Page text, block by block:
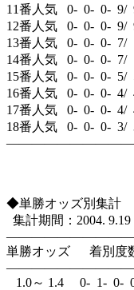
11番人気 0- 0- 0-
12番人気 0- 0- 0-
13番人気 0- 0- 0-
14番人気 0- 0- 0-
15番人気 0- 0- 0-
16番人気 0- 0- 0-
17番人気 0- 0- 0-
18番人気 0- 0- 0-
◆単勝オッズ別集計
集計期間：2004. 9.19
単勝オッズ 着別
1.0～ 1.4 0- 1- 0-